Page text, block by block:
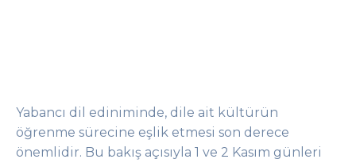
Yabancı dil ediniminde, dile ait kültürün
öğrenme sürecine eşlik etmesi son derece
önemlidir. Bu bakış açısıyla 1 ve 2 Kasım günleri